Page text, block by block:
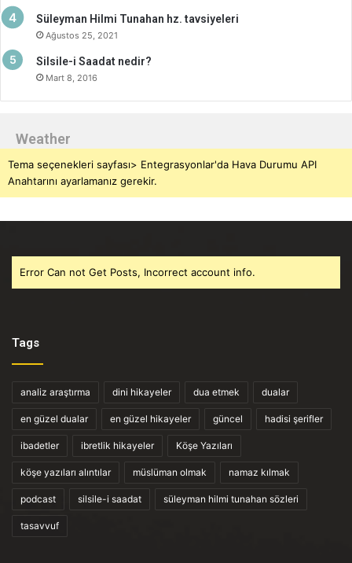
Süleyman Hilmi Tunahan hz. tavsiyeleri
Ağustos 25, 2021
Silsile-i Saadat nedir?
Mart 8, 2016
Weather
Tema seçenekleri sayfası> Entegrasyonlar'da Hava Durumu API
Anahtarını ayarlamanız gerekir.
Error Can not Get Posts, Incorrect account info.
Tags
analiz araştırma dini hikayeler dua etmek dualar
en güzel dualar en güzel hikayeler güncel hadisi şerifler
ibadetler ibretlik hikayeler Köşe Yazıları
köşe yazıları alıntılar müslüman olmak namaz kılmak
podcast silsile-i saadat süleyman hilmi tunahan sözleri
tasavvuf